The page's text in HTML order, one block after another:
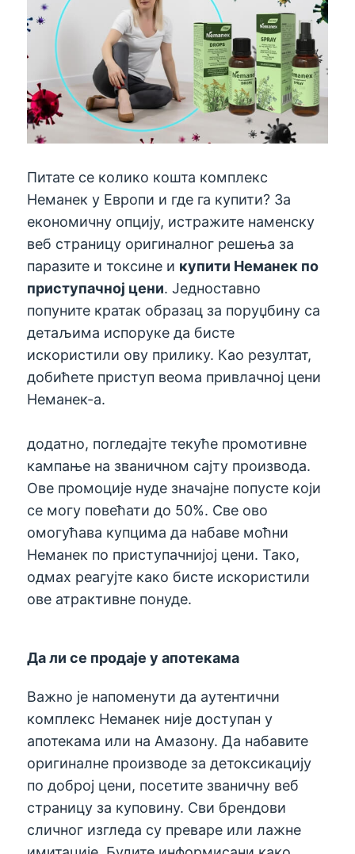
Питате се колико кошта комплекс
Неманек у Европи и где га купити? За
економичну опцију, истражите наменску
веб страницу оригиналног решења за
паразите и токсине и купити Неманек по
приступачној цени. Једноставно
попуните кратак образац за поруџбину са
детаљима испоруке да бисте
искористили ову прилику. Као резултат,
добићете приступ веома привлачној цени
Неманек-а.
додатно, погледајте текуће промотивне
кампање на званичном сајту производа.
Ове промоције нуде значајне попусте који
се могу повећати до 50%. Све ово
омогућава купцима да набаве моћни
Неманек по приступачнијој цени. Тако,
одмах реагујте како бисте искористили
ове атрактивне понуде.
Да ли се продаје у апотекама
Важно је напоменути да аутентични
комплекс Неманек није доступан у
апотекама или на Амазону. Да набавите
оригиналне производе за детоксикацију
по доброј цени, посетите званичну веб
страницу за куповину. Сви брендови
сличног изгледа су преваре или лажне